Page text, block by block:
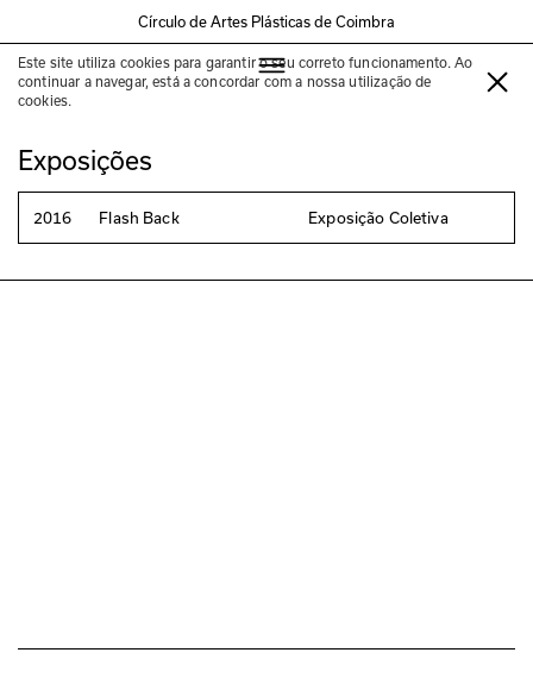
Círculo de Artes Plásticas de Coimbra
Este site utiliza cookies para garantir o seu correto funcionamento. Ao
continuar a navegar, está a concordar com a nossa utilização de
cookies.
Luís Aguiar
Exposições
2016 Flash Back Exposição Coletiva